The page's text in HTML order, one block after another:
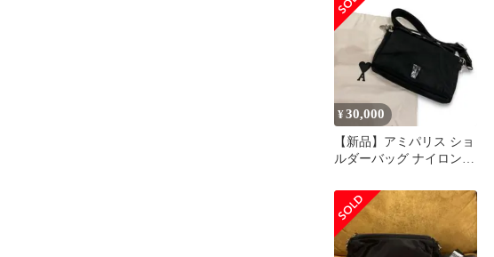
¥30,000
【新品】アミパリス ショ
ルダーバッグ ナイロン
付き